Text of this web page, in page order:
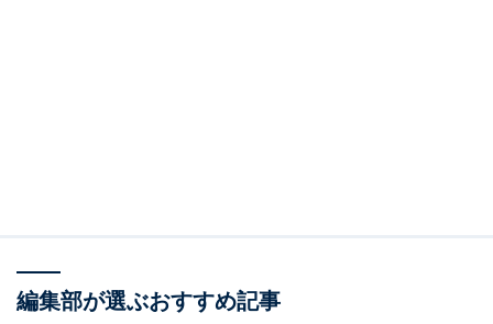
編集部が選ぶおすすめ記事